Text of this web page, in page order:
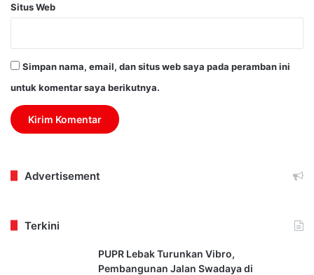
Situs Web
Simpan nama, email, dan situs web saya pada peramban ini
untuk komentar saya berikutnya.
Advertisement
Terkini
PUPR Lebak Turunkan Vibro,
Pembangunan Jalan Swadaya di